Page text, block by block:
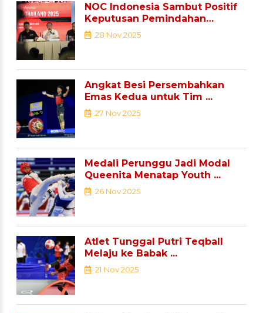
NOC Indonesia Sambut Positif
Keputusan Pemindahan
Sejumlah ...
28 Nov 2025
Angkat Besi Persembahkan
Emas Kedua untuk Tim ...
27 Nov 2025
Medali Perunggu Jadi Modal
Queenita Menatap Youth ...
26 Nov 2025
Atlet Tunggal Putri Teqball
Melaju ke Babak ...
21 Nov 2025